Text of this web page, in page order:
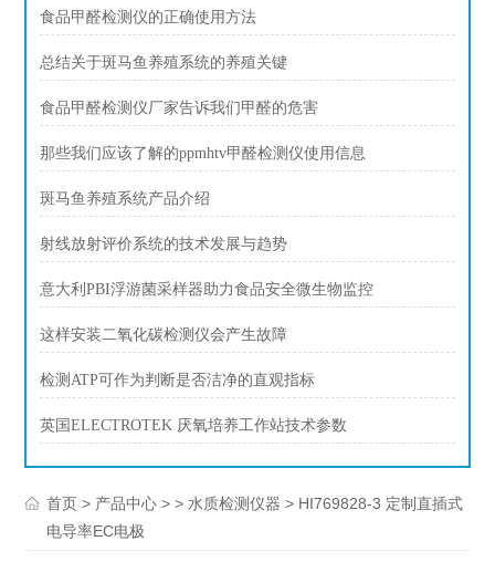
食品甲醛检测仪的正确使用方法
总结关于斑马鱼养殖系统的养殖关键
食品甲醛检测仪厂家告诉我们甲醛的危害
那些我们应该了解的ppmhtv甲醛检测仪使用信息
斑马鱼养殖系统产品介绍
射线放射评价系统的技术发展与趋势
意大利PBI浮游菌采样器助力食品安全微生物监控
这样安装二氧化碳检测仪会产生故障
检测ATP可作为判断是否洁净的直观指标
英国ELECTROTEK 厌氧培养工作站技术参数
首页 > 产品中心 > > 水质检测仪器 > HI769828-3 定制直插式
电导率EC电极